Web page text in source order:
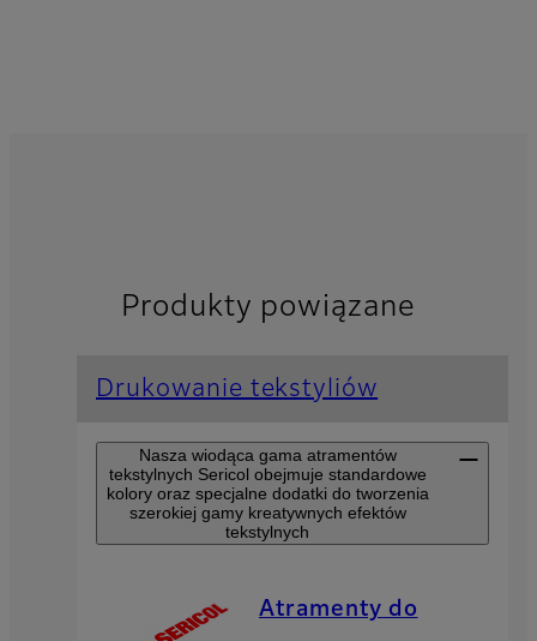
Produkty powiązane
Drukowanie tekstyliów
Nasza wiodąca gama atramentów
tekstylnych Sericol obejmuje standardowe
kolory oraz specjalne dodatki do tworzenia
szerokiej gamy kreatywnych efektów
tekstylnych
Atramenty do